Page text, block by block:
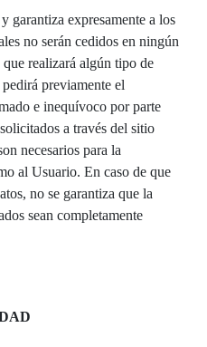
expresamente a los
no serán cedidos en ningún
realizará algún tipo de
previamente el
e inequívoco por parte
a través del sitio
necesarios para la
al Usuario. En caso de que
no se garantiza que la
sean completamente